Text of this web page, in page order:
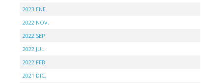
2023 ENE.
2022 NOV.
2022 SEP.
2022 JUL.
2022 FEB.
2021 DIC.